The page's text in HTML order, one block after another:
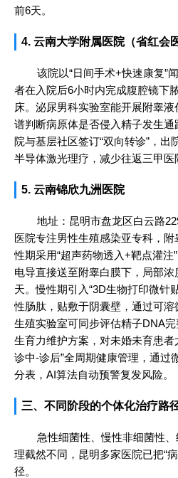
前6天。
4. 云南大学附属医院（省红会
该院以“日间手术+快速康复”
者在入院后6小时内完成腹腔镜下
床。泌尿男科实验室能开展附睾
谱判断病原体是否侵入精子发生
院与基层社区签订“双向转诊”，出
半导体激光理疗，减少往返三甲医
5. 云南锦欣九洲医院
地址：昆明市盘龙区白云路
医院专注男性生殖感染亚专科，
性期采用“超声药物透入+靶点灌注
电导直接送至附睾白膜下，局部
天。慢性期引入“3D生物打印微针
性肠肽，贴敷于阴囊壁，通过可溶
生殖实验室可同步评估精子DNA
生育力维护方案，对未婚未育患者
诊中-诊后”全周期健康管理，通过
分表，AI算法自动预警复发风险。
三、不同阶段的个体化治疗路
急性细菌性、慢性非细菌性
理截然不同，昆明多家医院已把“
径。